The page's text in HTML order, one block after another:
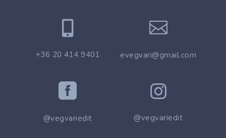

+36 20 414 9401

evegvari@gmail.com

@vegvariedit

@vegvariedit